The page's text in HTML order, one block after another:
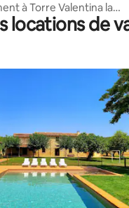
à Torre Valentina la
à 2 m
locations de